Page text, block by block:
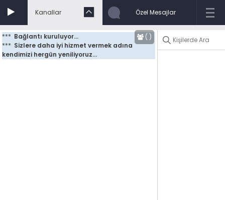
Kanallar Özel Mesajlar
( )
*** Bağlantı kuruluyor...
*** Sizlere daha iyi hizmet vermek adına
kendimizi hergün yeniliyoruz...